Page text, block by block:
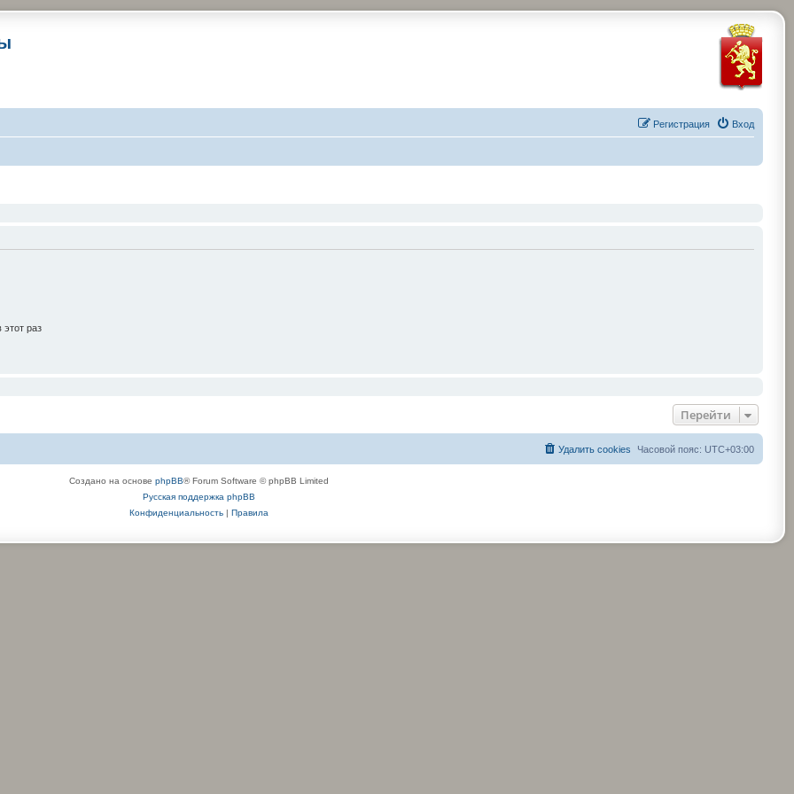
Вход
Регистрация
раз
Перейти
Часовой пояс: UTC+03:00
Удалить cookies
Создано на основе phpBB® Forum Software © phpBB Limited
Русская поддержка phpBB
Конфиденциальность| Правила